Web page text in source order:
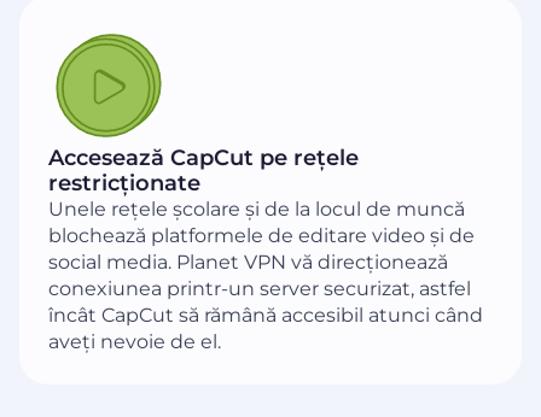
Accesează CapCut pe rețele
restricționate
Unele rețele școlare și de la locul de muncă
blochează platformele de editare video și de
social media. Planet VPN vă direcționează
conexiunea printr-un server securizat, astfel
încât CapCut să rămână accesibil atunci când
aveți nevoie de el.